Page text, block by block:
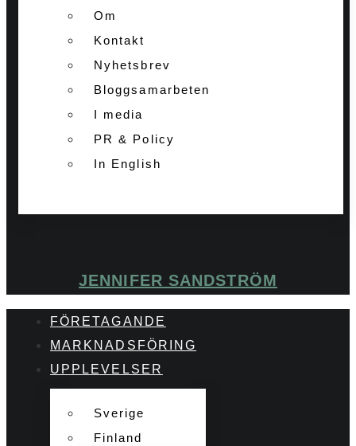
Om
Kontakt
Nyhetsbrev
Bloggsamarbeten
I media
PR & Policy
In English
JENNIFER SANDSTRÖM
FÖRETAGANDE
MARKNADSFÖRING
UPPLEVELSER
Sverige
Finland